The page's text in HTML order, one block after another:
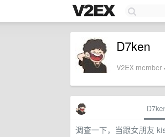
D7ken
V2EX
调查一下，当跟女朋友